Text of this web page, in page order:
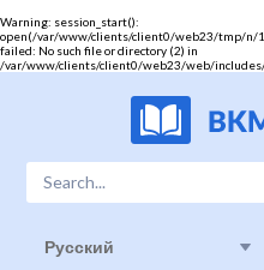
Warning: session_start():
open(/var/www/clients/client0/web23/tmp/n/
failed: No such file or directory (2) in
/var/www/clients/client0/web23/web/
Русский